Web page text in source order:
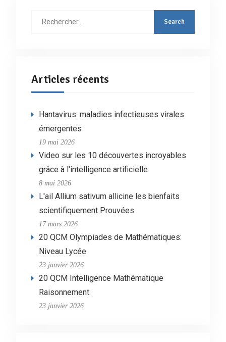
Articles récents
Hantavirus: maladies infectieuses virales
émergentes
19 mai 2026
Video sur les 10 découvertes incroyables
grâce à l'intelligence artificielle
8 mai 2026
L'ail Allium sativum allicine les bienfaits
scientifiquement Prouvées
17 mars 2026
20 QCM Olympiades de Mathématiques:
Niveau Lycée
23 janvier 2026
20 QCM Intelligence Mathématique
Raisonnement
23 janvier 2026